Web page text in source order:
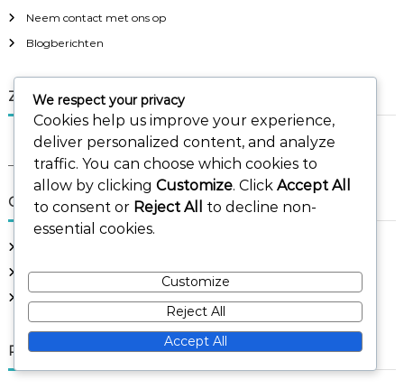
Neem contact met ons op
Blogberichten
Zoeken
r
c
f
o
r
S
e
a
r
c
h
Categorieën
Uitleg van uitbreidingsmodules
Recente berichten
We respect your privacy
Cookies help us improve your experience,
deliver personalized content, and analyze
traffic. You can choose which cookies to
allow by clicking Customize. Click Accept All
to consent or Reject All
to decline non-
essential cookies.
Customize
Reject All
Accept All